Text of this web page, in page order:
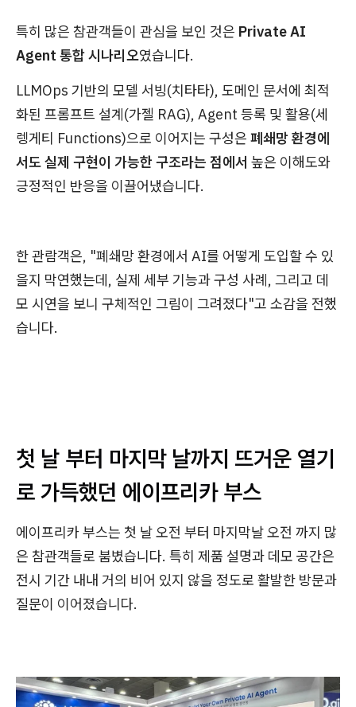
특히 많은 참관객들이 관심을 보인 것은 Private AI
Agent 통합 시나리오였습니다.
LLMOps 기반의 모델 서빙(치타타), 도메인 문서에 최적
화된 프롬프트 설계(가젤 RAG), Agent 등록 및 활용(세
렝게티 Functions)으로 이어지는 구성은 폐쇄망 환경에
서도 실제 구현이 가능한 구조라는 점에서 높은 이해도와
긍정적인 반응을 이끌어냈습니다.
한 관람객은, "폐쇄망 환경에서 AI를 어떻게 도입할 수 있
을지 막연했는데, 실제 세부 기능과 구성 사례, 그리고 데
모 시연을 보니 구체적인 그림이 그려졌다"고 소감을 전했
습니다.
첫 날 부터 마지막 날까지 뜨거운 열기
로 가득했던 에이프리카 부스
에이프리카 부스는 첫 날 오전 부터 마지막날 오전 까지 많
은 참관객들로 붐볐습니다. 특히 제품 설명과 데모 공간은
전시 기간 내내 거의 비어 있지 않을 정도로 활발한 방문과
질문이 이어졌습니다.